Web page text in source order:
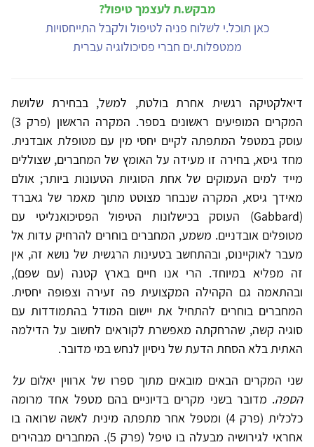
מבקש.ת לעצמך טיפול?
כאן תוכל.י לשלוח פניה לטיפול ולקבל התייחסויות
ממטפלות.ים חברי פסיכולוגיה עברית
דיאלקטיקה רגשית אחרת בולטת, למשל, בבחירת שלושת
המקרים המופיעים ראשונים בספר. המקרה הראשון (פרק 3)
עוסק במטפל המתפתה לקיים יחסי מין עם מטופלת אובדנית.
מחד גיסא, בחירה זו מעידה על האומץ של המחברים, שצוללים
מייד למים העמוקים של אחת הסוגיות הטעונות ביותר; אולם
מאידך גיסא, המקרה שנבחר מצוטט מתוך מאמר של גאברד
(Gabbard) העוסק בכישלונות הטיפול הפסיכואנליטי עם
מטופלים אובדניים. משמע, המחברים בוחרים להרחיק עדות אל
מעבר לאוקיינוס, ובהתחשב בטעינות הרגשית של נושא זה, אין
זה מפליא במיוחד. הרי אנו חיים בארץ קטנה (עם שפם),
ובהתאמה גם הקהילה המקצועית פה זעירה וצפופה יחסית.
המחברים בוחרים להתחיל את יישום המודל בהתמודדות עם
סוגיה קשה, שהרחקתה מאפשרת לקוראים לחשוב על הדילמה
האתית בלא הסחת הדעת של ניסיון לנחש במי מדובר.
שני המקרים הבאים מובאים מתוך ספרו של ארווין יאלוםעל
הספה. מדובר בשני מקרים בדיוניים בהם מטפל אחד מרומה
כלכלית (פרק 4) ומטפל אחר מתפתה מינית לאשה שרואה בו
אחראי לגירושיה מבעלה בו טיפל (פרק 5). המחברים מבהירים